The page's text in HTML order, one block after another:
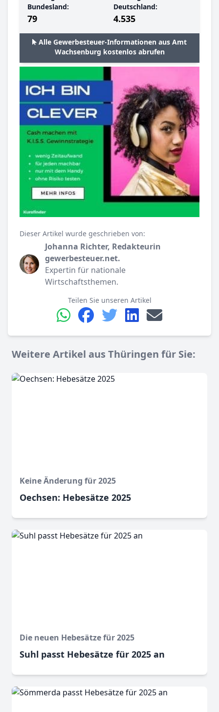
Bundesland:
79
Deutschland:
4.535
Alle Gewerbesteuer-Informationen aus Amt
Wachsenburg kostenlos abrufen
Dieser Artikel wurde geschrieben von:
Johanna Richter, Redakteurin
gewerbesteuer.net.
Expertin für nationale
Wirtschaftsthemen.
Teilen Sie unseren Artikel
Weitere Artikel aus Thüringen für Sie:
Keine Änderung für 2025
Oechsen: Hebesätze 2025
Die neuen Hebesätze für 2025
Suhl passt Hebesätze für 2025 an